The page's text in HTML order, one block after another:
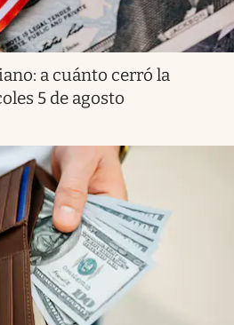
a cuánto cerró la
5 de agosto